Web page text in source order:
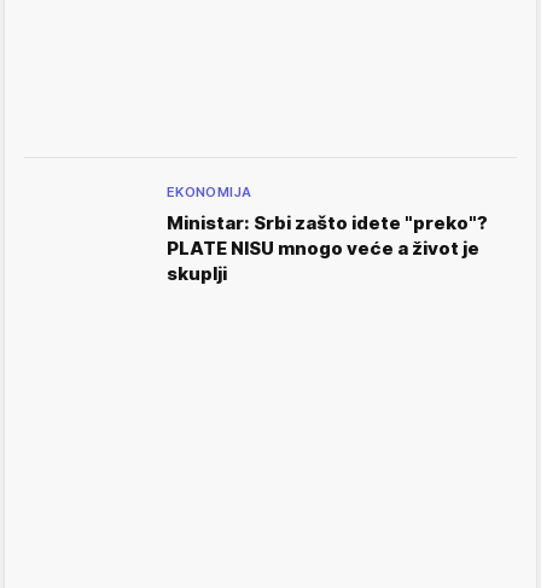
EKONOMIJA
Ministar: Srbi zašto idete "preko"?
PLATE NISU mnogo veće a život je
skuplji